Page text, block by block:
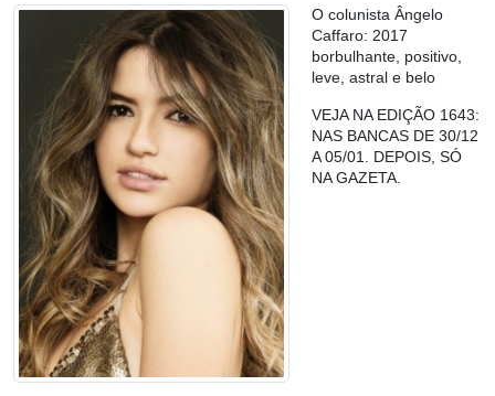
O colunista Ângelo
Caffaro: 2017
borbulhante, positivo,
leve, astral e belo
VEJA NA EDIÇÃO 1643:
NAS BANCAS DE 30/12
A 05/01. DEPOIS, SÓ
NA GAZETA.